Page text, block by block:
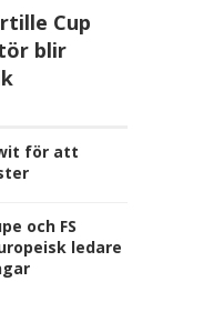
Cup
blir
för att
och FS
ledare